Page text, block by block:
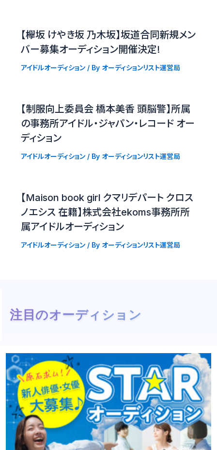
【欅坂 けやき坂 乃木坂】坂道合同新規メン
バー募集オーディション開催決定!
アイドルオーディション/ By オーディションリスト運営局
【制服向上委員会 橋本美香 頭脳警】所属
の事務所アイドル・ジャパン・レコード オー
ディション
アイドルオーディション/ By オーディションリスト運営局
【Maison book girl クマリデパート クロス
ノエシス 在籍】株式会社ekoms事務所所
属アイドルオーディション
アイドルオーディション/ By オーディションリスト運営局
注目のオーディション